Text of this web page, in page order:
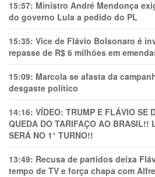
15:57: Ministro André Mendonça
do governo Lula a pedido do PL
15:35: Vice de Flávio Bolsonaro é
repasse de R$ 6 milhões em
15:09: Marcola se afasta da
desgaste político
14:16: VÍDEO: TRUMP E FLÁVIO SE
QUEDA DO TARIFAÇO AO BRASIL!!
SERÁ NO 1° TURNO!!
13:49: Recusa de partidos deixa
tempo de TV e força chapa com